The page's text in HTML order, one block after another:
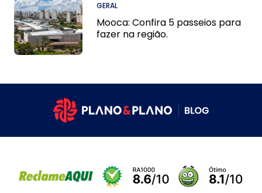
GERAL
Mooca: Confira 5 passeios para
fazer na região.